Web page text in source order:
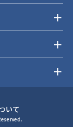
いて